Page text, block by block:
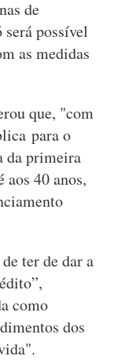
de
será possível
as medidas
que, "com
para o
da primeira
aos 40 anos,
ter de dar a
como
dos